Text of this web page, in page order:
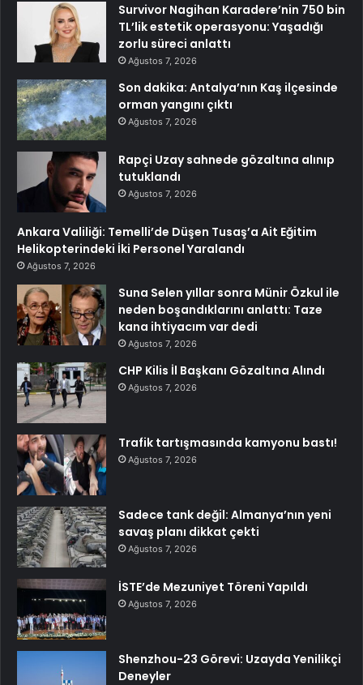
Survivor Nagihan Karadere’nin 750 bin
TL’lik estetik operasyonu: Yaşadığı
zorlu süreci anlattı
Ağustos 7, 2026
Son dakika: Antalya’nın Kaş ilçesinde
orman yangını çıktı
Ağustos 7, 2026
Rapçi Uzay sahnede gözaltına alınıp
tutuklandı
Ağustos 7, 2026
Ankara Valiliği: Temelli’de Düşen Tusaş’a Ait Eğitim
Helikopterindeki İki Personel Yaralandı
Ağustos 7, 2026
Suna Selen yıllar sonra Münir Özkul ile
neden boşandıklarını anlattı: Taze
kana ihtiyacım var dedi
Ağustos 7, 2026
CHP Kilis İl Başkanı Gözaltına Alındı
Ağustos 7, 2026
Trafik tartışmasında kamyonu bastı!
Ağustos 7, 2026
Sadece tank değil: Almanya’nın yeni
savaş planı dikkat çekti
Ağustos 7, 2026
İSTE’de Mezuniyet Töreni Yapıldı
Ağustos 7, 2026
Shenzhou-23 Görevi: Uzayda Yenilikçi
Deneyler